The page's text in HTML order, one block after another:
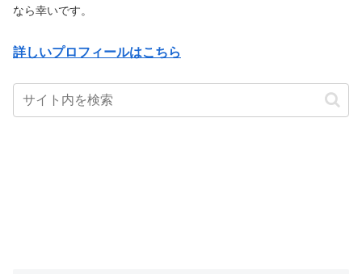
なら幸いです。
詳しいプロフィールはこちら